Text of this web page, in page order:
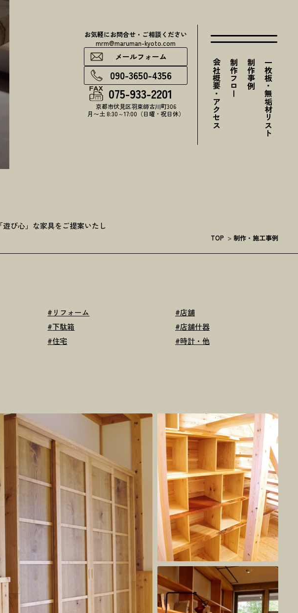
お気軽にお問合せ・ご相談ください
mrm@maruman-kyoto.com
メールフォーム
090-3650-4356
075-933-2201
京都市伏見区羽束師古川町306
月〜土 8:30～17:00（日曜・祝日休）
一枚板・無垢材リスト
制作事例
制作フロー
会社概要・アクセス
び心」な家具をご提案いたし
TOP > 制作・施工事例
# リフォーム
#下駄箱
#住宅
#店舗
#店舗什器
#時計・他